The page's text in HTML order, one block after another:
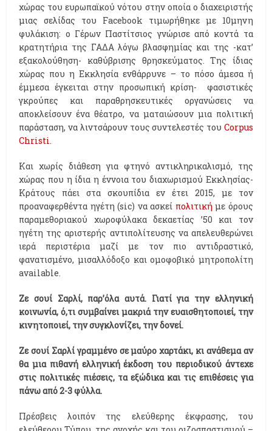
χώρας του ευρωπαϊκού νότου στην οποία o διαχειριστής
μιας σελίδας του Facebook τιμωρήθηκε με 10μηνη
φυλάκιση: ο Γέρων Παστίτσιος γνώρισε από κοντά τα
κρατητήρια της ΓΑΔΑ λόγω βλασφημίας και της -κατ’
εξακολούθηση- καθύβρισης θρησκεύματος. Της ίδιας
χώρας που η Εκκλησία ενθάρρυνε – το πόσο άμεσα ή
έμμεσα έγκειται στην προσωπική κρίση- φασιστικές
γκρούπες και παραθρησκευτικές οργανώσεις να
αποκλείσουν ένα θέατρο, να ματαιώσουν μια πολιτική
παράσταση, να λιντσάρουν τους συντελεστές του Corpus
Christi.
Και χωρίς διάθεση για φτηνό αντικληρικαλισμό, της
χώρας που η ίδια η έννοια του διαχωρισμού Εκκλησίας-
Κράτους πάει στα σκουπίδια εν έτει 2015, με τον
προαναφερθέντα ηγέτη (sic) να ασκεί πολιτική με όρους
παραμεθοριακού χωροφύλακα δεκαετίας ’50 και τον
ηγέτη της αριστερής αντιπολίτευσης να απελευθερώνει
ιερά περιστέρια μαζί με τον πιο αντιδραστικό,
φανατισμένο, μισαλλόδοξο και ομοφοβικό μητροπολίτη
available.
Ζε σουί Σαρλί, παρ’όλα αυτά. Γιατί για την ελληνική
κοινωνία, ό,τι συμβαίνει μακριά την ευαισθητοποιεί, την
κινητοποιεί, την συγκλονίζει, την δονεί.
Ζε σουί Σαρλί γραμμένο σε μαύρο χαρτάκι, κι ανάθεμα αν
θα μια πιθανή ελληνική έκδοση του περιοδικού άντεχε
στις πολιτικές πιέσεις, τα εξώδικα και τις επιθέσεις για
πάνω από 2-3 φύλλα.
Πρέσβεις λοιπόν της ελεύθερης έκφρασης, του